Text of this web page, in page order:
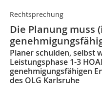
Rechtsprechung
Die Planung muss
Planer schulden, selbst
Leistungsphase 1-3
genehmigungsfähigen
des OLG Karlsruhe